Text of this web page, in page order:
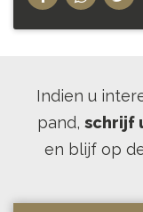
Indien u
pand, schrijf
en blijf op